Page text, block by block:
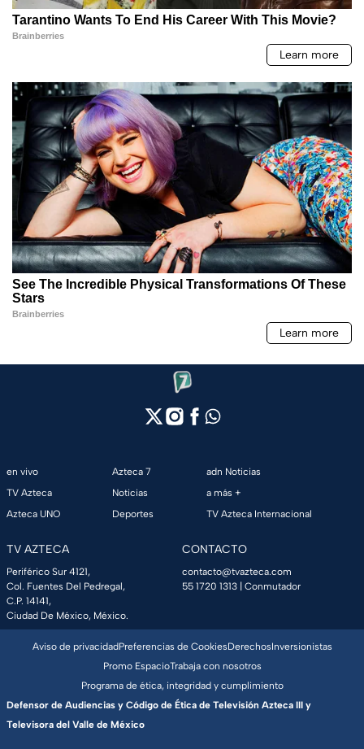
en vivo
TV Azteca
Azteca UNO
Azteca 7
Noticias
Deportes
adn Noticias
a más +
TV Azteca Internacional
TV AZTECA
Periférico Sur 4121,
Col. Fuentes Del Pedregal,
C.P. 14141,
Ciudad De México, México.
CONTACTO
contacto@tvazteca.com
55 1720 1313 | Conmutador
Aviso de privacidadPreferencias de CookiesDerechosInversionistas
Promo EspacioTrabaja con nosotros
Programa de ética, integridad y cumplimiento
Defensor de Audiencias y Código de Ética de Televisión Azteca III y
Televisora del Valle de México